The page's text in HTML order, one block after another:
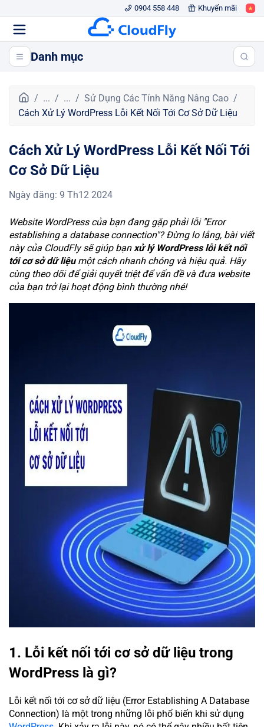
0904 558 448 Khuyến mãi
Danh mục
r
g
c
h
... ...
Sử Dụng Các Tính Năng Nâng Cao
Cách Xử Lý WordPress Lỗi Kết Nối Tới Cơ Sở Dữ Liệu
Cách Xử Lý WordPress Lỗi Kết Nối Tới
Cơ Sở Dữ Liệu
Ngày đăng: 9 Th12 2024
Website WordPress của bạn đang gặp phải lỗi "Error
establishing a database connection"? Đừng lo lắng, bài viết
này của CloudFly sẽ giúp bạnxử lý WordPress lỗi kết nối
tới cơ sở dữ liệumột cách nhanh chóng và hiệu quả. Hãy
cùng theo dõi để giải quyết triệt để vấn đề và đưa website
của bạn trở lại hoạt động bình thường nhé!
1. Lỗi kết nối tới cơ sở dữ liệu trong
WordPress là gì?
Lỗi kết nối tới cơ sở dữ liệu (Error Establishing A Database
Connection) là một trong những lỗi phổ biến khi sử dụng